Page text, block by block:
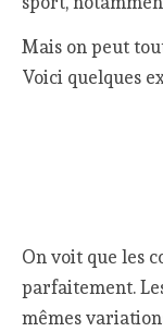
Mais on peut
Voici quelques
On voit que les
parfaitement.
mêmes